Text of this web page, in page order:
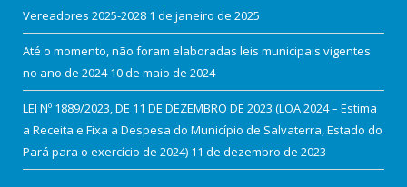
Vereadores 2025-2028 1 de janeiro de 2025
Até o momento, não foram elaboradas leis municipais vigentes
no ano de 2024 10 de maio de 2024
LEI Nº 1889/2023, DE 11 DE DEZEMBRO DE 2023 (LOA 2024 – Estima
a Receita e Fixa a Despesa do Município de Salvaterra, Estado do
Pará para o exercício de 2024) 11 de dezembro de 2023